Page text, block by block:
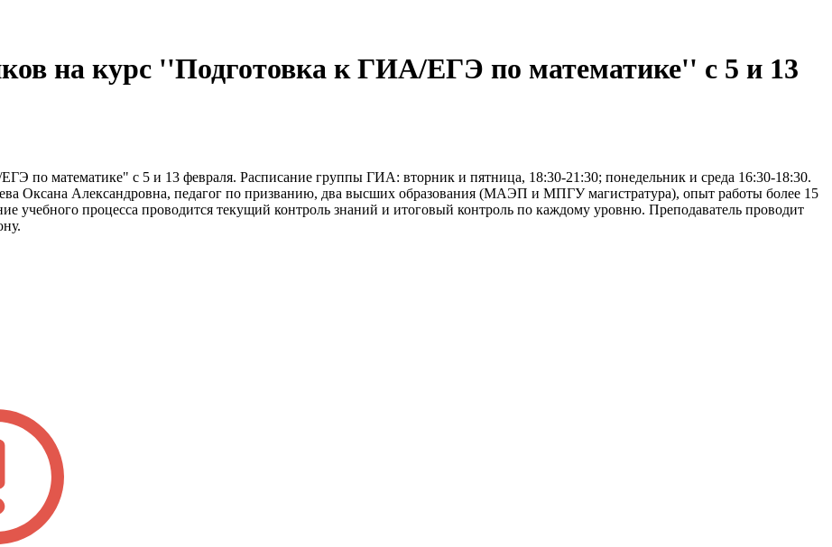
на курс ''Подготовка к ГИА/ЕГЭ по математике'' с 5 и 13
по математике" с 5 и 13 февраля. Расписание группы ГИА: вторник и пятница, 18:30-21:30; понедельник и среда 16:30-18:30.
Оксана Александровна, педагог по призванию, два высших образования (МАЭП и МПГУ магистратура), опыт работы более 15
учебного процесса проводится текущий контроль знаний и итоговый контроль по каждому уровню. Преподаватель проводит